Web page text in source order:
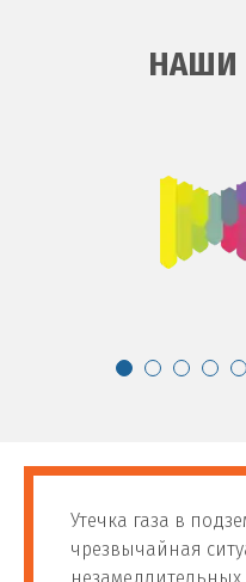
НАШИ
Утечка газа в
чрезвычайная